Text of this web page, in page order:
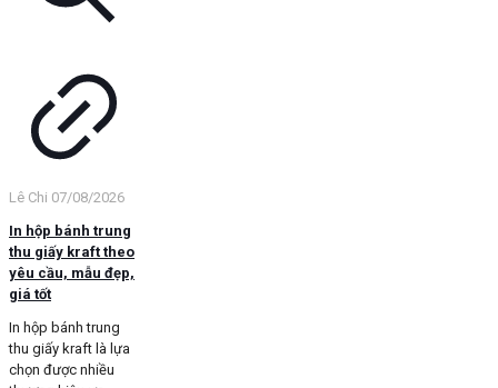
Lê Chi 07/08/2026
In hộp bánh trung
thu giấy kraft theo
yêu cầu, mẫu đẹp,
giá tốt
In hộp bánh trung
thu giấy kraft là lựa
chọn được nhiều